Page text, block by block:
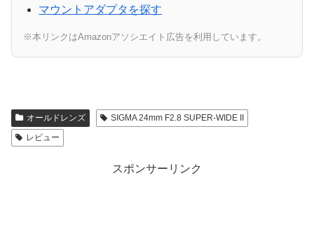
マウントアダプタを探す
※本リンクはAmazonアソシエイト広告を利用しています。
オールドレンズ
SIGMA 24mm F2.8 SUPER-WIDE II
レビュー
スポンサーリンク